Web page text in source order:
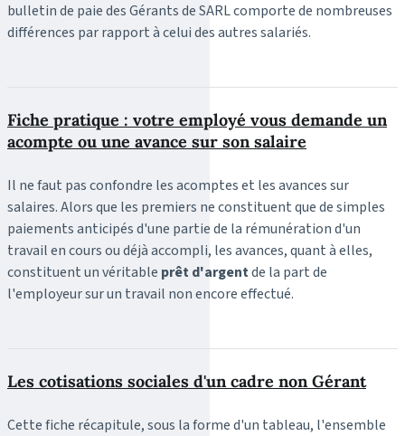
bulletin de paie des Gérants de SARL comporte de nombreuses
différences par rapport à celui des autres salariés.
Fiche pratique : votre employé vous demande un
acompte ou une avance sur son salaire
Il ne faut pas confondre les acomptes et les avances sur
salaires. Alors que les premiers ne constituent que de simples
paiements anticipés d'une partie de la rémunération d'un
travail en cours ou déjà accompli, les avances, quant à elles,
constituent un véritable prêt d'argentde la part de
l'employeur sur un travail non encore effectué.
Les cotisations sociales d'un cadre non Gérant
Cette fiche récapitule, sous la forme d'un tableau, l'ensemble